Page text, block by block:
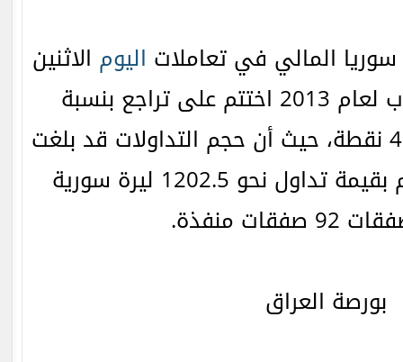
المالي في تعاملات اليوم الاثنين
بتاريخ 19 أغسطس/آب لعام 2013 اختتم على تراجع بنسبة
0.41% أي ما يعادل 4.97 نقطة، حيث أن حجم التداولات قد بلغت
حوالي 104.936 سهم بقيمة تداول نحو 1202.5 ليرة سورية
منفذة.
بورصة العراق